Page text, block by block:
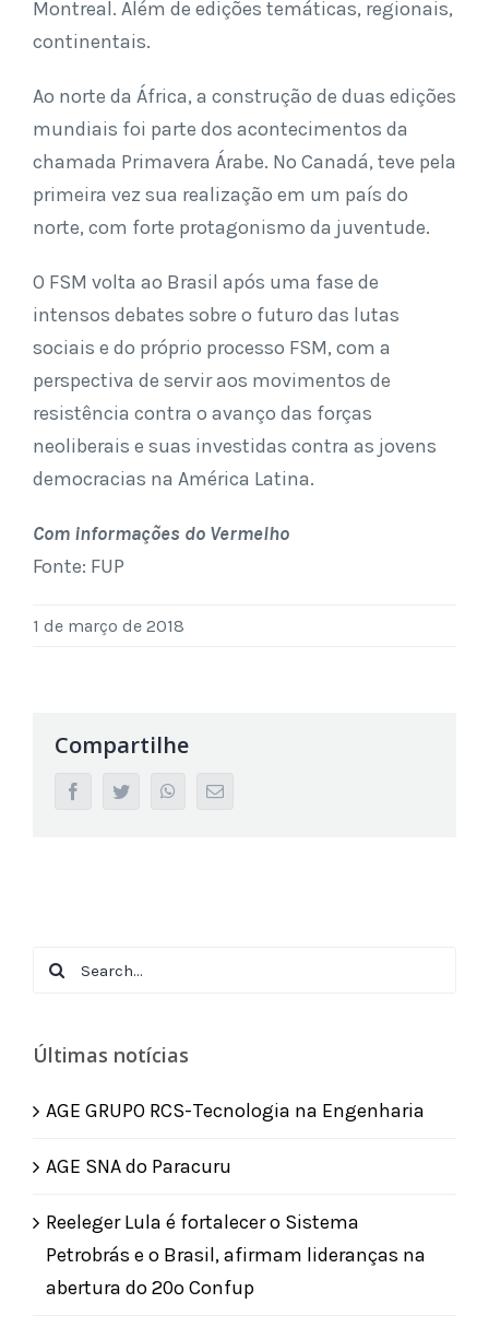
Montreal. Além de edições temáticas, regionais,
continentais.
Ao norte da África, a construção de duas edições
mundiais foi parte dos acontecimentos da
chamada Primavera Árabe. No Canadá, teve pela
primeira vez sua realização em um país do
norte, com forte protagonismo da juventude.
O FSM volta ao Brasil após uma fase de
intensos debates sobre o futuro das lutas
sociais e do próprio processo FSM, com a
perspectiva de servir aos movimentos de
resistência contra o avanço das forças
neoliberais e suas investidas contra as jovens
democracias na América Latina.
Com informações do Vermelho
Fonte: FUP
1 de março de 2018
Compartilhe
facebooktwitter whatsappEmail
Search
Últimas notícias
AGE GRUPO RCS-Tecnologia na Engenharia
AGE SNA do Paracuru
Reeleger Lula é fortalecer o Sistema
Petrobrás e o Brasil, afirmam lideranças na
abertura do 20º Confup